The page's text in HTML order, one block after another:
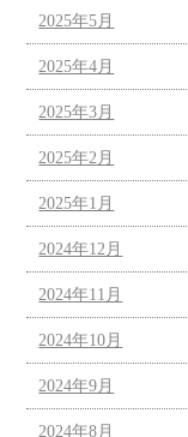
2025年5月
2025年4月
2025年3月
2025年2月
2025年1月
2024年12月
2024年11月
2024年10月
2024年9月
2024年8月